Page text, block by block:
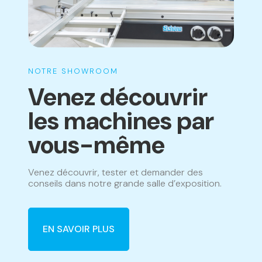
NOTRE SHOWROOM
Venez découvrir
les machines par
vous-même
Venez découvrir, tester et demander des
conseils dans notre grande salle d’exposition.
EN SAVOIR PLUS